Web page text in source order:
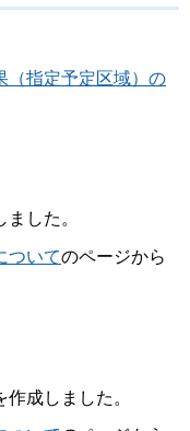
（指定予定区域）の
した。
ついてのページから
成しました。